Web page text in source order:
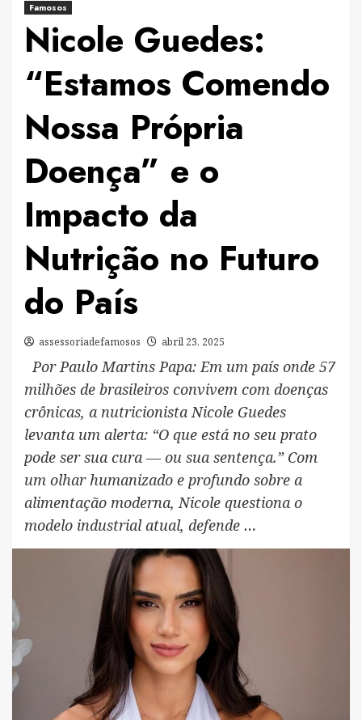
Famosos
Nicole Guedes:
“Estamos Comendo
Nossa Própria
Doença” e o
Impacto da
Nutrição no Futuro
do País
assessoriadefamosos abril 23, 2025
Por Paulo Martins Papa: Em um país onde 57
milhões de brasileiros convivem com doenças
crônicas, a nutricionista Nicole Guedes
levanta um alerta: “O que está no seu prato
pode ser sua cura — ou sua sentença.” Com
um olhar humanizado e profundo sobre a
alimentação moderna, Nicole questiona o
modelo industrial atual, defende …